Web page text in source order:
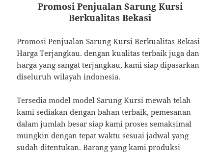
Promosi Penjualan Sarung Kursi
Berkualitas Bekasi
Promosi Penjualan Sarung Kursi Berkualitas Bekasi
Harga Terjangkau. dengan kualitas terbaik juga dan
harga yang sangat terjangkau, kami siap dipasarkan
diseluruh wilayah indonesia.
Tersedia model model Sarung Kursi mewah telah
kami sediakan dengan bahan terbaik, pemesanan
dalam jumlah besar siap kami proses semaksimal
mungkin dengan tepat waktu sesuai jadwal yang
sudah ditentukan. Barang yang kami produksi